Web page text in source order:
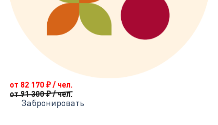
от 82 170 ₽/ чел.
от 91 300₽/ чел.
Забронировать